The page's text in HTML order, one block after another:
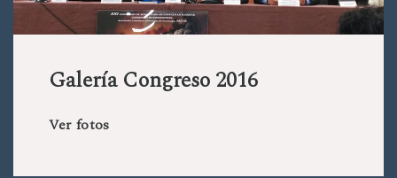
Galería Congreso 2016
Ver fotos